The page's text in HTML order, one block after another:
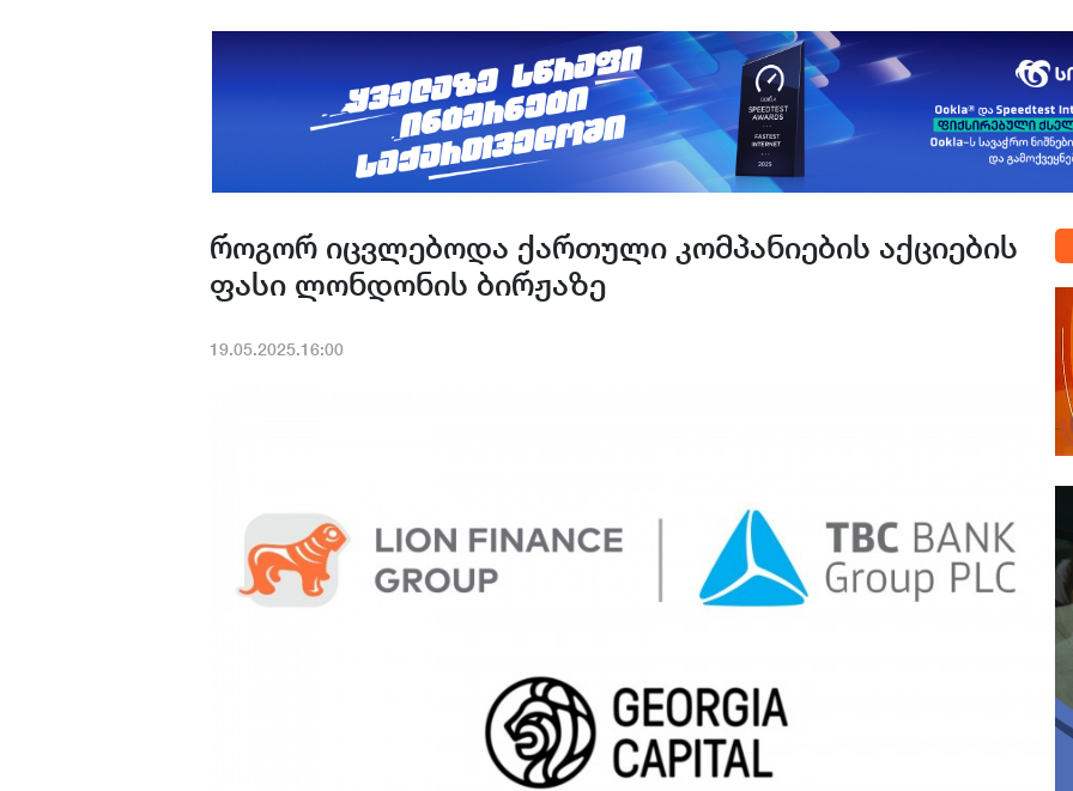
როგორ იცვლებოდა ქართული კომპანიების აქციების
ფასი ლონდონის ბირჟაზე
19.05.2025.16:00